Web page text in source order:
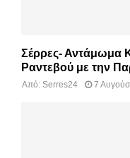
Σέρρες- Αντάμωμα
Ραντεβού με την
Από: Serres24 7